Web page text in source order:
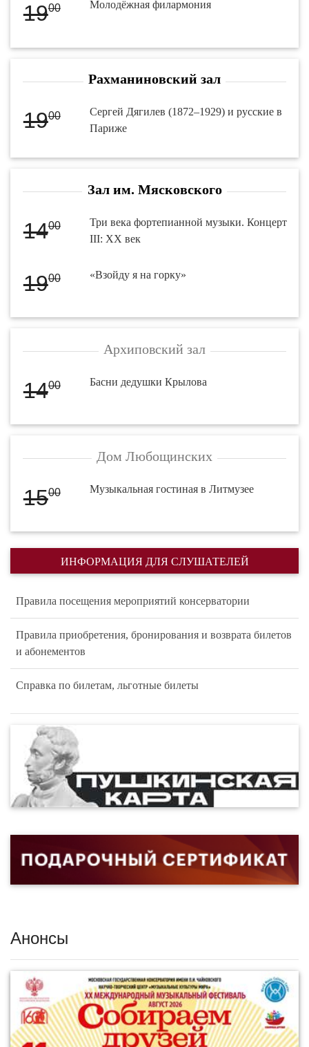
1900 Молодёжная филармония
Рахманиновский зал
1900
Сергей Дягилев (1872–1929) и русские в
Париже
Зал им. Мясковского
1400
Три века фортепианной музыки. Концерт
III: XX век
1900 «Взойду я на горку»
Архиповский зал
1400 Басни дедушки Крылова
Дом Любощинских
1500 Музыкальная гостиная в Литмузее
ИНФОРМАЦИЯ ДЛЯ СЛУШАТЕЛЕЙ
Правила посещения мероприятий консерватории
Правила приобретения, бронирования и возврата билетов
и абонементов
Справка по билетам, льготные билеты
Анонсы